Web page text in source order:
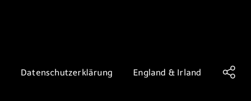
Datenschutzerklärung England & Irland